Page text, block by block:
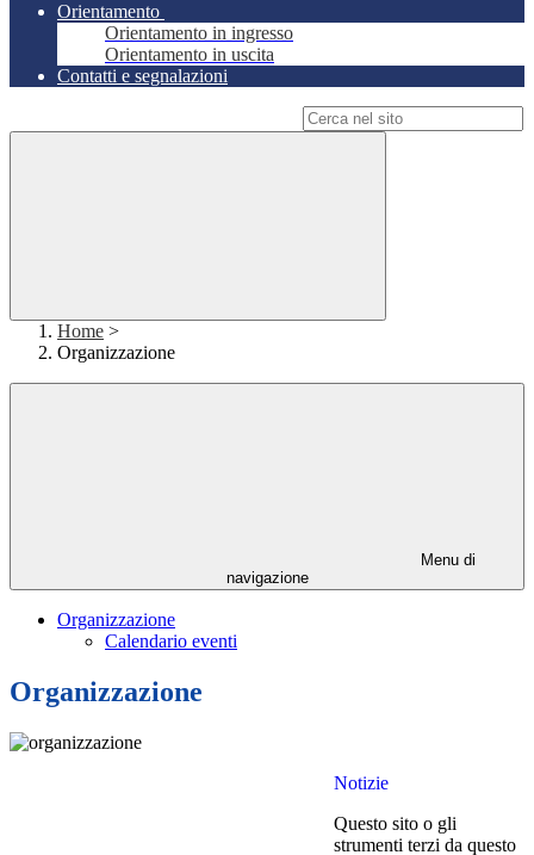
Orientamento
Orientamento in ingresso
Orientamento in uscita
Contatti e segnalazioni
Home >
Organizzazione
Menu di
navigazione
Organizzazione
Calendario eventi
Organizzazione
Notizie
Questo sito o gli
strumenti terzi da questo